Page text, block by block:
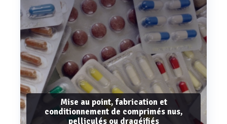
Mise au point, fabrication et
conditionnement de comprimés nus,
pelliculés ou dragéifiés